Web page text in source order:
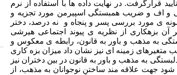
قرارگرفت. در نهایت داده ها با استفاده از نرم
و اف و ضریب همبستگی اسپیرمن مورد تجزیه و
ی مورد بررسی پسر و پنجاه و نه درصد، دختر
آن بزهکاری از نظریه ی پیوند اجتماعی هیرشی
به مذهب و باور به قانون، رابطه ی معکوس و
متغیرهای زمینه ای نیز نشان داد میزان بزه کاری
به مذهب و باور به قانون در بین دختران نیز
شود جهت علاقه مند ساختن نوجوانان به مذهب، از